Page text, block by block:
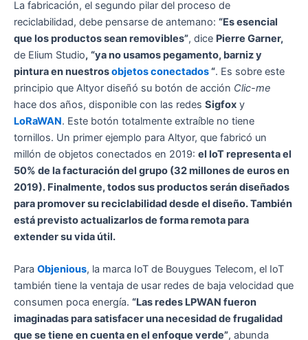
La fabricación, el segundo pilar del proceso de
reciclabilidad, debe pensarse de antemano: “Es esencial
que los productos sean removibles”, dice Pierre Garner,
de Elium Studio, “ya no usamos pegamento, barniz y
pintura en nuestrosobjetos conectados“. Es sobre este
principio que Altyor diseñó su botón de acción Clic-me
hace dos años, disponible con las redes Sigfox y
LoRaWAN. Este botón totalmente extraíble no tiene
tornillos. Un primer ejemplo para Altyor, que fabricó un
millón de objetos conectados en 2019: el IoT representa el
50% de la facturación del grupo (32 millones de euros en
2019). Finalmente, todos sus productos serán diseñados
para promover su reciclabilidad desde el diseño. También
está previsto actualizarlos de forma remota para
extender su vida útil.
Para Objenious, la marca IoT de Bouygues Telecom, el IoT
también tiene la ventaja de usar redes de baja velocidad que
consumen poca energía. “Las redes LPWAN fueron
imaginadas para satisfacer una necesidad de frugalidad
que se tiene en cuenta en el enfoque verde”, abunda